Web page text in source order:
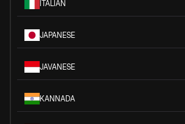
ITALIAN
JAPANESE
JAVANESE
KANNADA